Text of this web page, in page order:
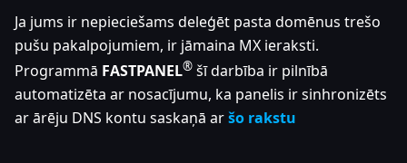
Ja jums ir nepieciešams deleģēt pasta domēnus trešo
pušu pakalpojumiem, ir jāmaina MX ieraksti.
Programmā FASTPANEL® šī darbība ir pilnībā
automatizēta ar nosacījumu, ka panelis ir sinhronizēts
ar ārēju DNS kontu saskaņā aršo rakstu